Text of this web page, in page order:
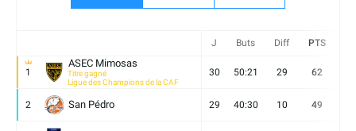
J Buts Diff PTS
1
ASEC Mimosas
Titre gagné
Ligue des Champions de la CAF
30 50:21 29 62
2 San Pédro 29 40:30 10 49